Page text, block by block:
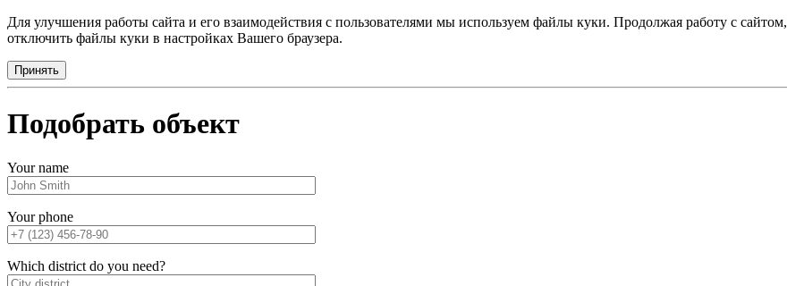
Для улучшения работы сайта и его взаимодействия с пользователями мы используем файлы куки. Продолжая работу с сайтом,
отключить файлы куки в настройках Вашего браузера.
Принять
Подобрать объект
Your name
Your phone
Which district do you need?